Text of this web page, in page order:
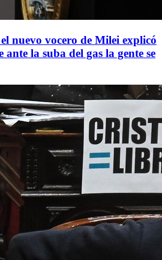
nuevo vocero de Milei explicó
la suba del gas la gente se